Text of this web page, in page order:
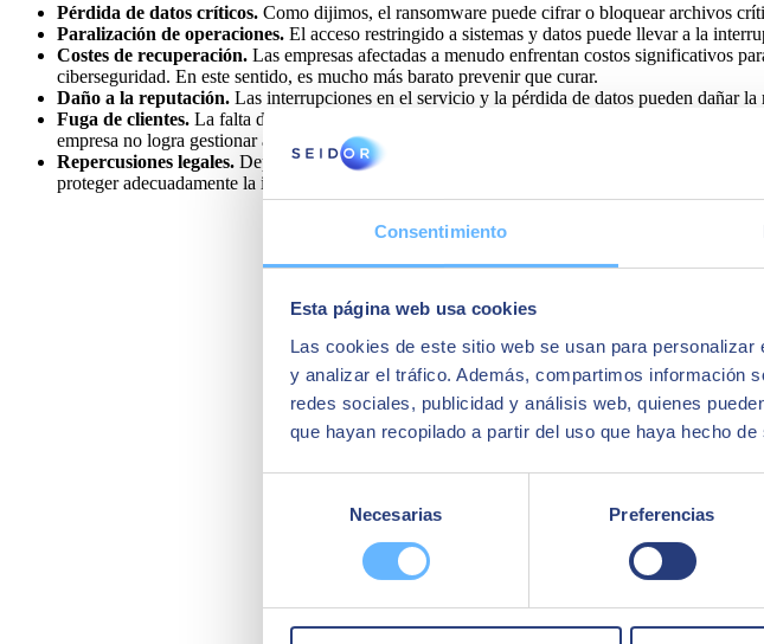
Consentimiento
Esta página web usa cookies
Las cookies de este sitio web se usan para
y analizar el tráfico. Además, compartimos información
redes sociales, publicidad y análisis web, quienes
que hayan recopilado a partir del uso que haya hecho
consentimiento
Necesarias Preferencias
Pérdida de datos críticos. Como dijimos, el ransomware puede cifrar o bloquear archivos
Paralización de operaciones. El acceso restringido a sistemas y datos puede llevar a la
Costes de recuperación. Las empresas afectadas a menudo enfrentan costos significativos
ciberseguridad. En este sentido, es mucho más barato prevenir que curar.
Daño a la reputación. Las interrupciones en el servicio y la pérdida de datos pueden dañar
Fuga de clientes. La falta de disponibilidad de servicios y la preocupación por la seguridad
empresa no logra gestionar adecuadamente la crisis.
Repercusiones legales. Dependiendo de la clase de datos que se hayan visto afectados, una
proteger adecuadamente la información de sus clientes.